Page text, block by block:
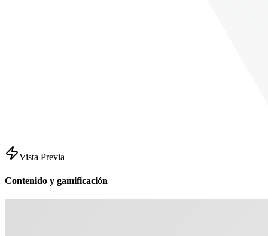
Vista Previa
Contenido y gamificación